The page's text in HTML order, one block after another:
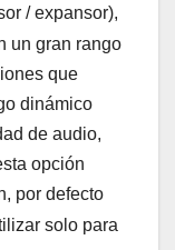
/ expansor),
un gran rango
que
dinámico
de audio,
opción
por defecto
solo para